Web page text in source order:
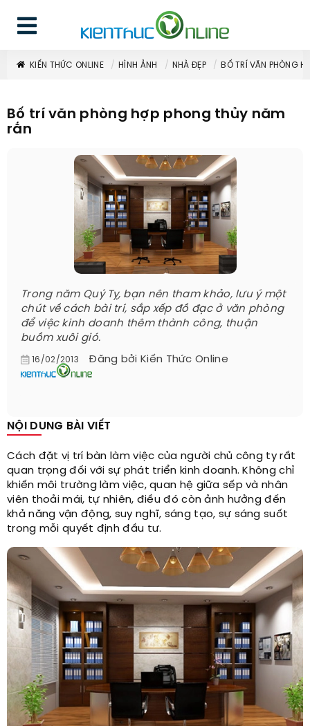
KIẾN THỨC ONLINE HÌNH ẢNH NHÀ ĐẸP BỐ TRÍ VĂN PHÒNG
Bố trí văn phòng hợp phong thủy năm
rắn
Trong năm Quý Tỵ, bạn nên tham khảo, lưu ý một
chút về cách bài trí, sắp xếp đồ đạc ở văn phòng
để việc kinh doanh thêm thành công, thuận
buồm xuôi gió.
16/02/2013 Đăng bởi Kiến Thức Online
NỘI DUNG BÀI VIẾT
Cách đặt vị trí bàn làm việc của người chủ công ty rất
quan trọng đối với sự phát triển kinh doanh. Không chỉ
khiến môi trường làm việc, quan hệ giữa sếp và nhân
viên thoải mái, tự nhiên, điều đó còn ảnh hưởng đến
khả năng vận động, suy nghĩ, sáng tạo, sự sáng suốt
trong mỗi quyết định đầu tư.